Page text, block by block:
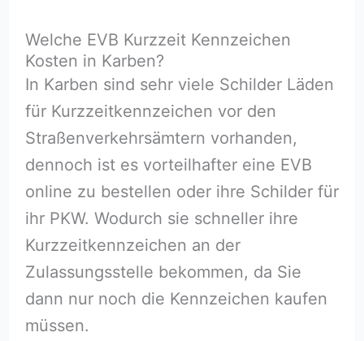
Welche EVB Kurzzeit Kennzeichen
Kosten in Karben?
In Karben sind sehr viele Schilder Läden
für Kurzzeitkennzeichen vor den
Straßenverkehrsämtern vorhanden,
dennoch ist es vorteilhafter eine EVB
online zu bestellen oder ihre Schilder für
ihr PKW. Wodurch sie schneller ihre
Kurzzeitkennzeichen an der
Zulassungsstelle bekommen, da Sie
dann nur noch die Kennzeichen kaufen
müssen.